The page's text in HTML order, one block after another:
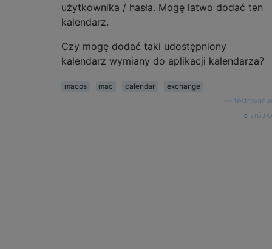
użytkownika / hasła. Mogę łatwo dodać ten
kalendarz.
Czy mogę dodać taki udostępniony
kalendarz wymiany do aplikacji kalendarza?
macos mac calendar
exchange
testowanie
źródło